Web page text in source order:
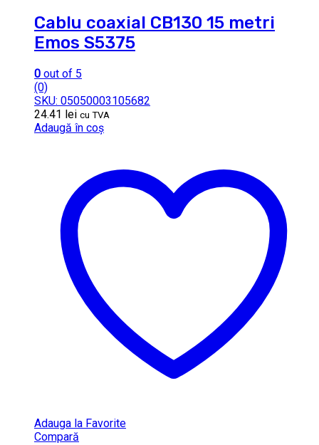
Cablu coaxial CB130 15 metri
Emos S5375
0 out of 5
(0)
SKU: 05050003105682
24.41 lei cu TVA
Adaugă în coș
Adauga la Favorite
Compară